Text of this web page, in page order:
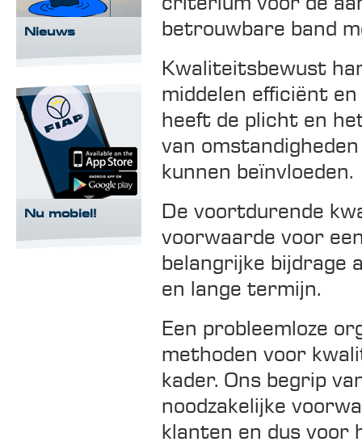
betrouwbare band
Kwaliteitsbewust
middelen efficiënt
heeft de plicht en
van
kunnen beïnvloeden.
De voortdurende
voorwaarde voor
belangrijke bijdrage
en lange termijn.
Een probleemloze
methoden voor
kader. Ons begrip
noodzakelijke
klanten en dus voor
Nieuws
Nu mobiel!